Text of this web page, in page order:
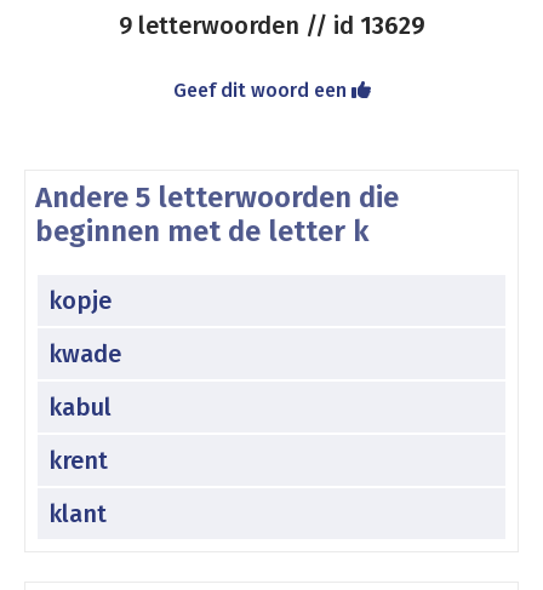
9 letterwoorden // id 13629
Geef dit woord een
Andere 5 letterwoorden die
beginnen met de letter k
kopje
kwade
kabul
krent
klant